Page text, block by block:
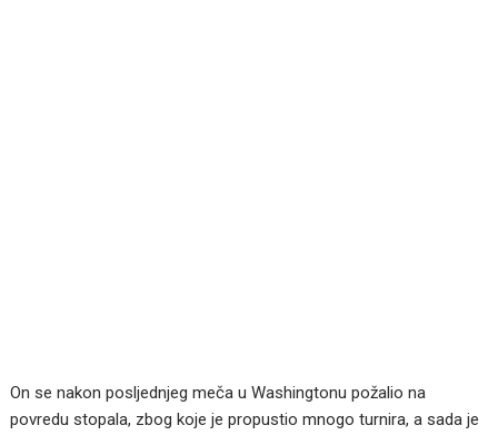
On se nakon posljednjeg meča u Washingtonu požalio na
povredu stopala, zbog koje je propustio mnogo turnira, a sada je